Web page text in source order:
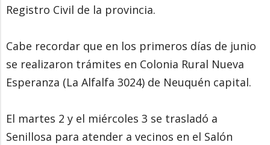
Registro Civil de la provincia.
Cabe recordar que en los primeros días de junio
se realizaron trámites en Colonia Rural Nueva
Esperanza (La Alfalfa 3024) de Neuquén capital.
El martes 2 y el miércoles 3 se trasladó a
Senillosa para atender a vecinos en el Salón